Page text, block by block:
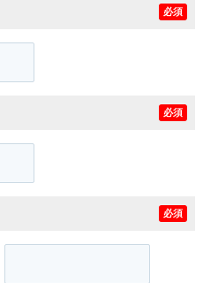
必須
必須
必須